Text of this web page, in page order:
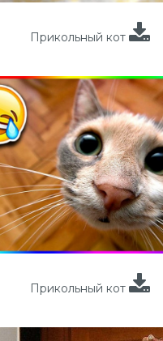
Прикольный кот
Прикольный кот